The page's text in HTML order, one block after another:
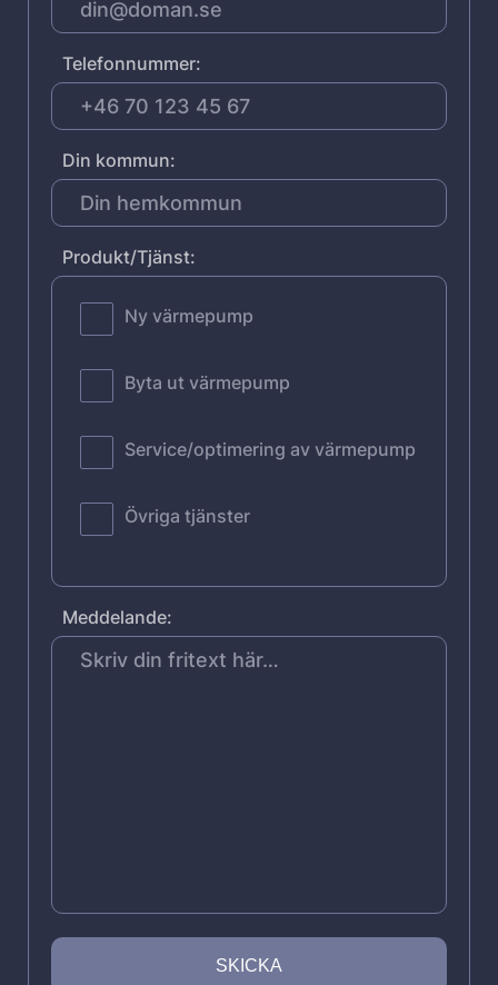
Telefonnummer:
Din kommun:
Produkt/Tjänst:
Ny värmepump
Byta ut värmepump
Service/optimering av värmepump
Övriga tjänster
Meddelande: